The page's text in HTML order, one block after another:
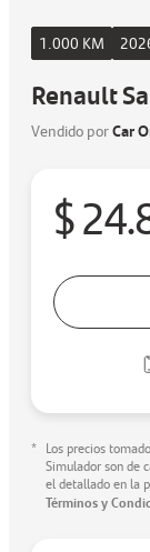
1.000 KM
Vendido porCar
$
* Los precios
Simulador son de
el detallado en la
Términos y